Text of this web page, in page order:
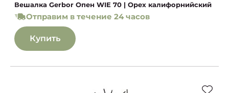
Вешалка Gerbor Опен WIE 70 | Орех калифорнийский
Отправим в течение 24 часов
Купить